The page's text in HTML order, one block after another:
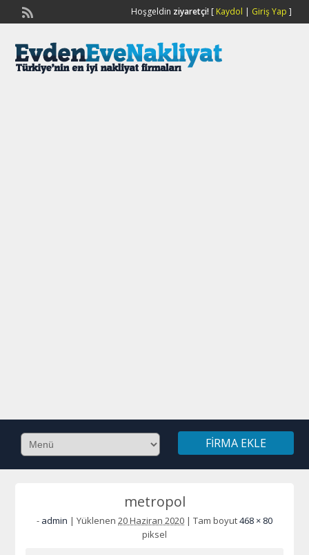
Hoşgeldin ziyaretçi![ Kaydol | Giriş Yap ]
FIRMA EKLE
metropol
- admin | Yüklenen 20 Haziran 2020 | Tam boyut468 × 80
piksel